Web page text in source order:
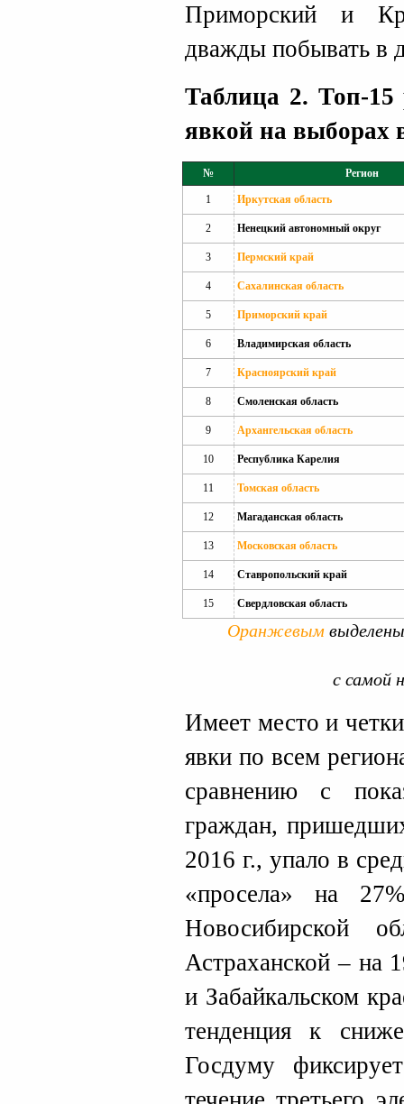
Приморский и
дважды побывать в
Таблица 2. Топ-15
явкой на выборах
№ Регион
1 Иркутская область
2 Ненецкий автономный округ
3 Пермский край
4 Сахалинская область
5 Приморский край
6 Владимирская область
7 Красноярский край
8 Смоленская область
9 Архангельская область
10 Республика Карелия
11 Томская область
12 Магаданская область
13 Московская область
14 Ставропольский край
15 Свердловская область
Оранжевым
с самой
Имеет место и
явки по всем
сравнению с
граждан,
2016 г., упало в
«просела» на
Астраханской – на
и Забайкальском
тенденция к
Госдуму